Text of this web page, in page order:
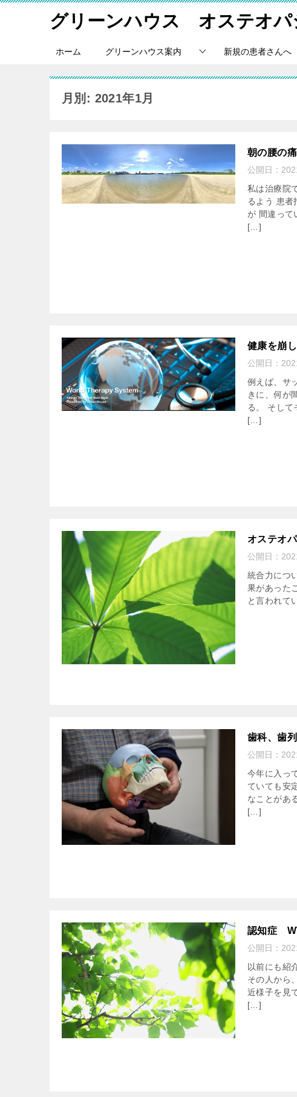
グリーンハウス オステオパ
ホーム グリーンハウス案内 新規の患者さんへ
月別: 2021年1月
朝の腰の
公開日：
私は治療院
るよう 患者
が 間違って
[…]
健康を崩
公開日：
例えば、サ
きに、何が
る。 そして
[…]
オステオ
公開日：
統合力につ
果があった
と言われて
歯科、歯
公開日：
今年に入っ
ていても安
なことがあ
[…]
認知症
公開日：
以前にも紹
その人から
近様子を見
[…]